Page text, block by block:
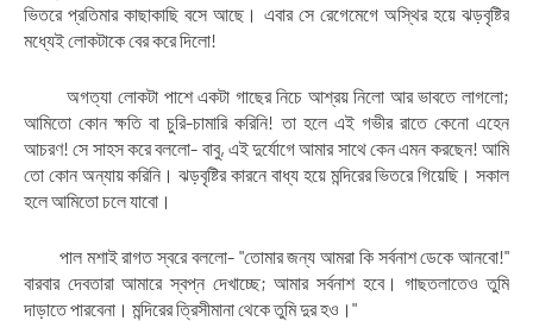
ভিতরে প্রতিমার কাছাকাছি বসে আছে। এবার সে রেগেমেগে অস্থির হয়ে ঝড়বৃষ্টির
মধ্যেই লোকটাকে বের করে দিলো!
অগত্যা লোকটা পাশে একটা গাছের নিচে আশ্রয় নিলো আর ভাবতে লাগলো;
আমিতো কোন ক্ষতি বা চুরি-চামারি করিনি! তা হলে এই গভীর রাতে কেনো এহেন
আচরণ! সে সাহস করে বললো- বাবু, এই দুর্যোগে আমার সাথে কেন এমন করছেন! আমি
তো কোন অন্যায় করিনি। ঝড়বৃষ্টির কারনে বাধ্য হয়ে মন্দিরের ভিতরে গিয়েছি। সকাল
হলে আমিতো চলে যাবো।
পাল মশাই রাগত স্বরে বললো- "তোমার জন্য আমরা কি সর্বনাশ ডেকে আনবো!"
বারবার দেবতারা আমারে স্বপ্ন দেখাচ্ছে; আমার সর্বনাশ হবে। গাছতলাতেও তুমি
দাড়াতে পারবেনা। মন্দিরের ত্রিসীমানা থেকে তুমি দুর হও।"